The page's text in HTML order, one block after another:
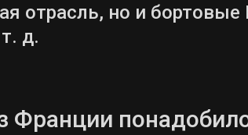
отрасль, но и
д.